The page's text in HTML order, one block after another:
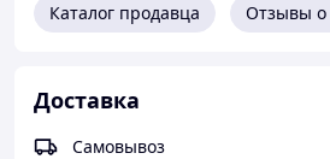
оснащено передовыми
высочайшую точность
Каталог продавца Отзывы о
Доставка
Самовывоз